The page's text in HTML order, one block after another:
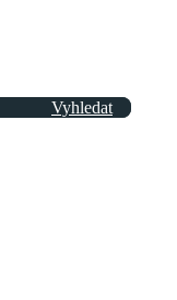
Vyhledat